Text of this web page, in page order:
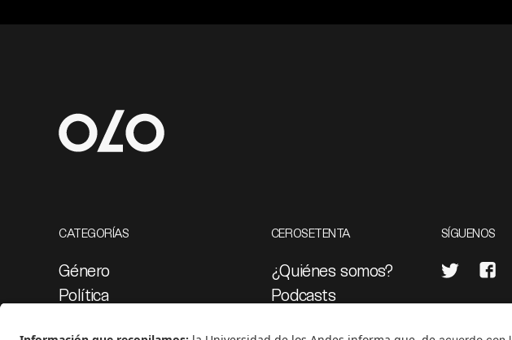
CATEGORÍAS
Género
Política
CEROSETENTA
¿Quiénes somos?
Podcasts
SÍGUENOS